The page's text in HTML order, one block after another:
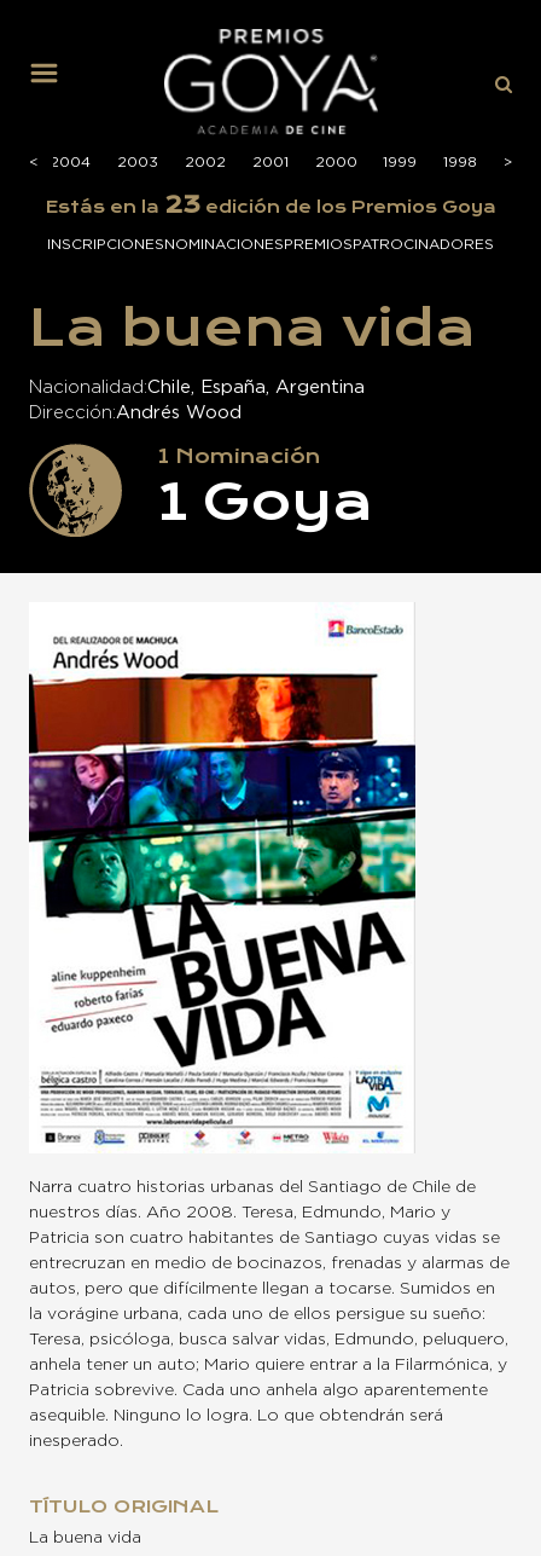
<
< 2004 2003 2002 2001 2000 1999 1998 1997
>
>
Estás en la 23edición de los Premios Goya
INSCRIPCIONESNOMINACIONESPREMIOSPATROCINADORES
La buena vida
Nacionalidad Chile, España, Argentina
Dirección Andrés Wood
1 Nominación
1 Goya
Narra cuatro historias urbanas del Santiago de Chile de
nuestros días. Año 2008. Teresa, Edmundo, Mario y
Patricia son cuatro habitantes de Santiago cuyas vidas se
entrecruzan en medio de bocinazos, frenadas y alarmas de
autos, pero que difícilmente llegan a tocarse. Sumidos en
la vorágine urbana, cada uno de ellos persigue su sueño:
Teresa, psicóloga, busca salvar vidas, Edmundo, peluquero,
anhela tener un auto; Mario quiere entrar a la Filarmónica, y
Patricia sobrevive. Cada uno anhela algo aparentemente
asequible. Ninguno lo logra. Lo que obtendrán será
inesperado.
TÍTULO ORIGINAL
La buena vida